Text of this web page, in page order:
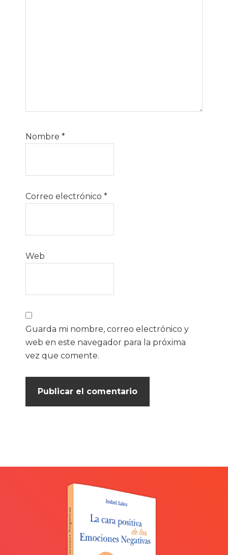
Nombre *
Correo electrónico *
Web
Guarda mi nombre, correo electrónico y
web en este navegador para la próxima
vez que comente.